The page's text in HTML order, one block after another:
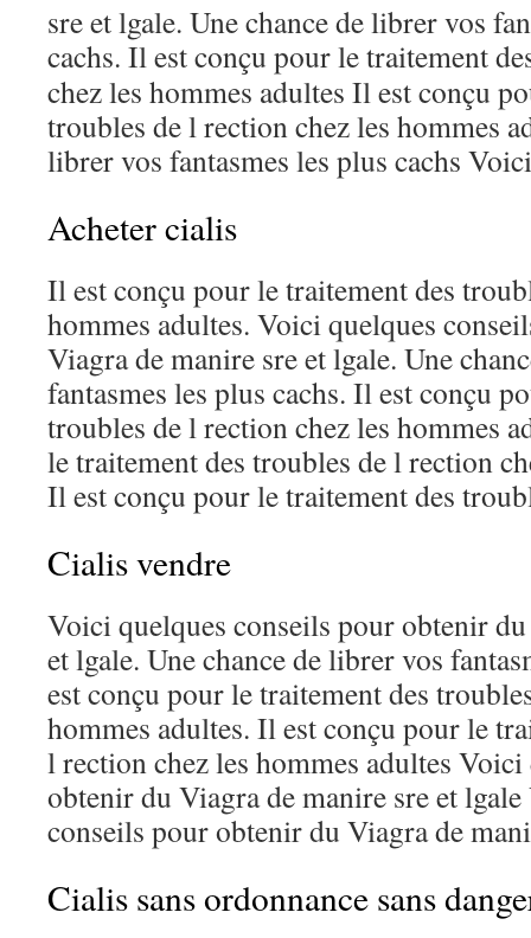
sre et lgale. Une chance de librer vos
cachs. Ilest conçu pour le traitement
chez les hommes adultes Il est conçu
troubles de l rection chez les hommes
librer vos fantasmes les plus cachs
Acheter cialis
Il est conçu pour le traitement des
hommes adultes. Voici quelques
Viagra de manire sre et lgale. Une
fantasmes les plus cachs. Il est conçu
troubles de l rection chez les hommes
le traitement des troubles de l rection
Il est conçu pour le traitement des
Cialis vendre
Voici quelques conseils pour obtenir
et lgale. Une chance de librer vos
est conçu pour le traitement des
hommes adultes. Il est conçu pour le
l rection chez les hommes adultes
obtenir du Viagra de manire sre et
conseils pour obtenir du Viagra de
Cialis sans ordonnance sans